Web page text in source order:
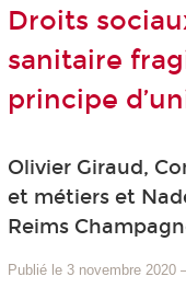
Droits
sanitaire
principe
Olivier Giraud,
et métiers et
Reims
Publié le 3 novembre 2020